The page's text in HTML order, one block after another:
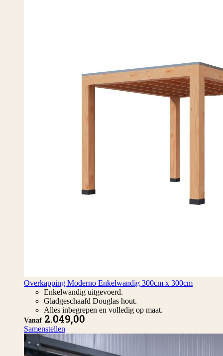
Overkapping Moderno Enkelwandig 300cm x 300cm
Enkelwandig uitgevoerd.
Gladgeschaafd Douglas hout.
Alles inbegrepen en volledig op maat.
Vanaf 2.049,00
Samenstellen